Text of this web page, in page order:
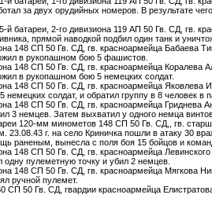
за двух орудийных номеров. В результате
й батареи, 2-го дивизиона 119 АП 50 Гв. СД, гв.
прямой наводкой подбил один танк и
148 СП 50 Гв. СД, гв. красноармейца Бабаева
в рукопашном бою 5 фашистов.
148 СП 50 Гв. СД, гв. красноармейца Коралева
в рукопашном бою 5 немецких солдат.
148 СП 50 Гв. СД, гв. красноармейца
солдат, и обратил группу в 8 человек в
148 СП 50 Гв. СД, гв. красноармейца Гриднева
немцев. Затем выхватил у одного немца
120-мм минометов 148 СП 50 Гв. СД,, гв.
г. на село Криничка пошли в атаку 30
раненым, вынесла с поля боя 15 бойцов и
148 СП 50 Гв. СД, гв. красноармейца
пулеметную точку и убил 2 немцев.
148 СП 50 Гв. СД, гв. красноармейца Мягкова
ручной пулемет.
СП 50 Гв. СД, гвардии красноармейца